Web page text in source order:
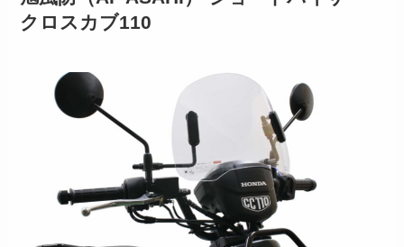
クロスカブ110